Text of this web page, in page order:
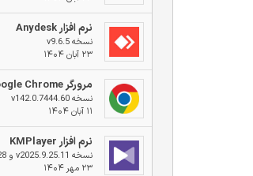
نرم افزار Anydesk
نسخه v9.6.5
۲۳ آبان ۱۴۰۴
مرورگر Google Chrome
نسخه v142.0.7444.60
۱۱ آبان ۱۴۰۴
نرم افزار KMPlayer
نسخه v2025.9.25.11 و v4.2.3.28
۲۳ مهر ۱۴۰۴